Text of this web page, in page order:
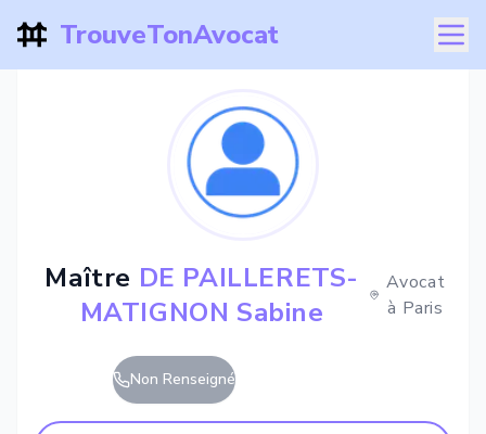
TrouveTonAvocat
Maître DE PAILLERETS-
MATIGNON Sabine
Avocat
à Paris
Non Renseigné